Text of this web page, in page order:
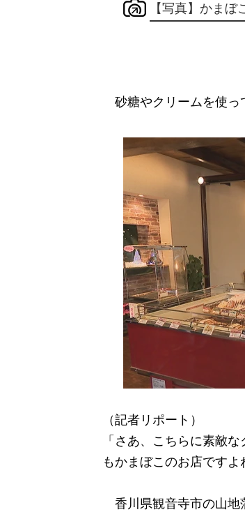
【写真】かま
砂糖やクリームを使っ
（記者リポート）
「さあ、こちらに素敵
もかまぼこのお店です
香川県観音寺市の山地